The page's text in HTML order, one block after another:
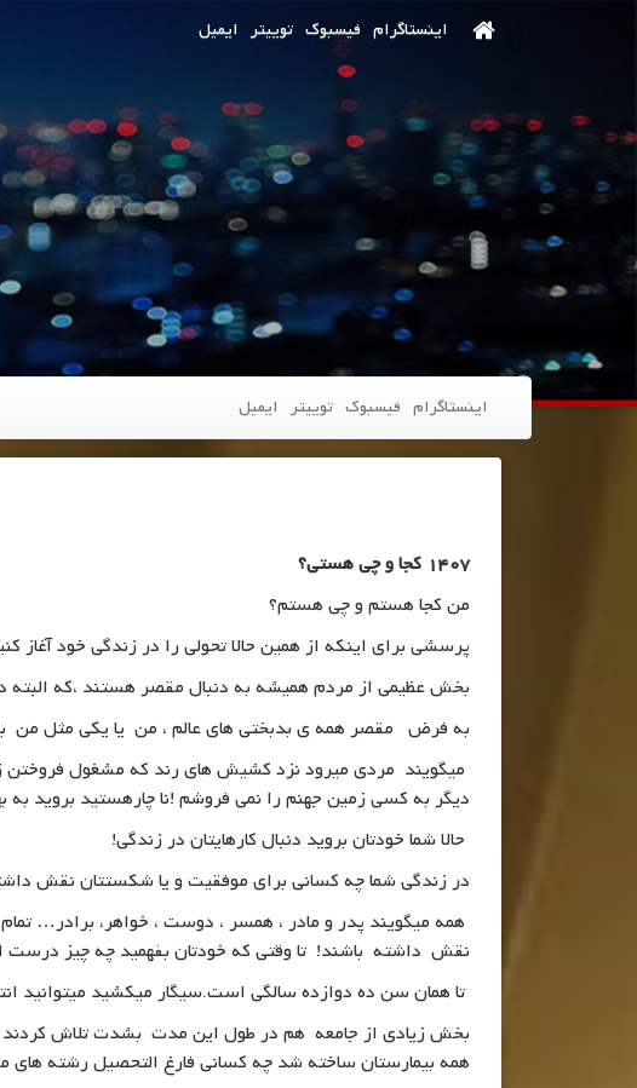
اینستاگرام فیسبوک توییتر ایمیل
اینستاگرام فیسبوک توییتر ایمیل
1407 کجا و چی هستی؟
من کجا هستم و چی هستم؟
پرسشی برای اینکه از همین حالا تحولی را در زندگی خود آغاز
بخش عظیمی از مردم همیشه به دنبال مقصر هستند ،که
به فرض مقصر همه ی بدبختی های عالم ، من یا یکی مثل من
میگویند مردی میرود نزد کشیش های رند که مشغول فروختن
دیگر به کسی زمین جهنم را نمی فروشم !نا چارهستید بروید
حالا شما خودتان بروید دنبال کارهایتان در زندگی!
در زندگی شما چه کسانی برای موفقیت و یا شکستتان نقش
همه میگویند پدر و مادر ، همسر ، دوست ، خواهر، برادر…
نقش داشته باشند! تا وقتی که خودتان بفهمید چه چیز
تا همان سن ده دوازده سالگی است.سیگار میکشید میتوانید
بخش زیادی از جامعه هم در طول این مدت بشدت تلاش کردند
همه بیمارستان ساخته شد چه کسانی فارغ التحصیل رشته های